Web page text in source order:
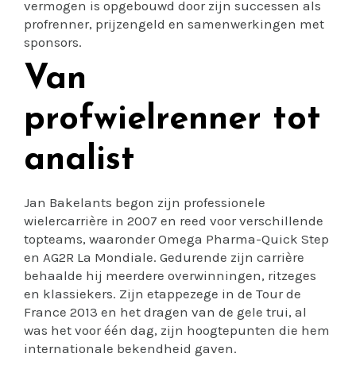
vermogen is opgebouwd door zijn successen als
profrenner, prijzengeld en samenwerkingen met
sponsors.
Van
profwielrenner tot
analist
Jan Bakelants begon zijn professionele
wielercarrière in 2007 en reed voor verschillende
topteams, waaronder Omega Pharma-Quick Step
en AG2R La Mondiale. Gedurende zijn carrière
behaalde hij meerdere overwinningen, ritzeges
en klassiekers. Zijn etappezege in de Tour de
France 2013 en het dragen van de gele trui, al
was het voor één dag, zijn hoogtepunten die hem
internationale bekendheid gaven.